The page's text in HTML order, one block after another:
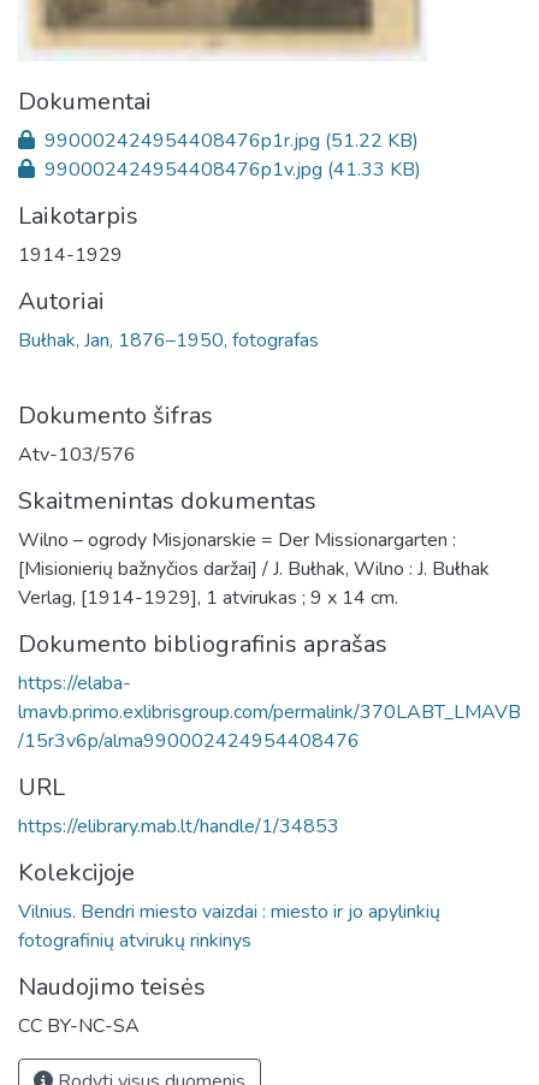
Dokumentai
990002424954408476p1r.jpg (51.22 KB)
990002424954408476p1v.jpg (41.33 KB)
Laikotarpis
1914-1929
Autoriai
Bułhak, Jan, 1876–1950, fotografas
Dokumento šifras
Atv-103/576
Skaitmenintas dokumentas
Wilno – ogrody Misjonarskie = Der Missionargarten :
[Misionierių bažnyčios daržai] / J. Bułhak, Wilno : J. Bułhak
Verlag, [1914-1929], 1 atvirukas ; 9 x 14 cm.
Dokumento bibliografinis aprašas
https://elaba-
lmavb.primo.exlibrisgroup.com/permalink/370LABT_LMAVB
/15r3v6p/alma990002424954408476
URL
https://elibrary.mab.lt/handle/1/34853
Kolekcijoje
Vilnius. Bendri miesto vaizdai : miesto ir jo apylinkių
fotografinių atvirukų rinkinys
Naudojimo teisės
CC BY-NC-SA